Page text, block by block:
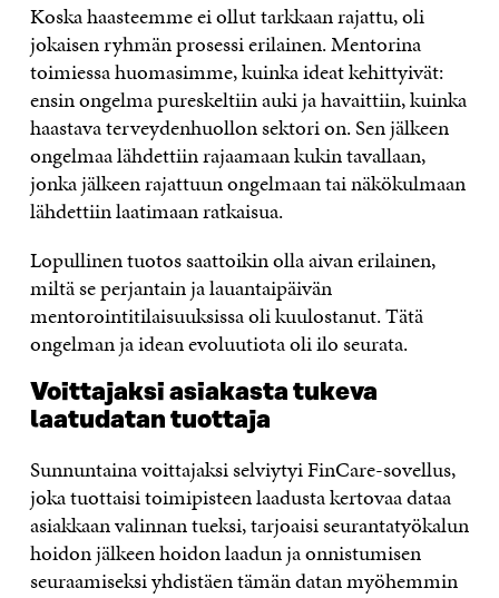
Koska haasteemme ei ollut tarkkaan rajattu, oli
jokaisen ryhmän prosessi erilainen. Mentorina
toimiessa huomasimme, kuinka ideat kehittyivät:
ensin ongelma pureskeltiin auki ja havaittiin, kuinka
haastava terveydenhuollon sektori on. Sen jälkeen
ongelmaa lähdettiin rajaamaan kukin tavallaan,
jonka jälkeen rajattuun ongelmaan tai näkökulmaan
lähdettiin laatimaan ratkaisua.
Lopullinen tuotos saattoikin olla aivan erilainen,
miltä se perjantain ja lauantaipäivän
mentorointitilaisuuksissa oli kuulostanut. Tätä
ongelman ja idean evoluutiota oli ilo seurata.
Voittajaksi asiakasta tukeva
laatudatan tuottaja
Sunnuntaina voittajaksi selviytyi FinCare-sovellus,
joka tuottaisi toimipisteen laadusta kertovaa dataa
asiakkaan valinnan tueksi, tarjoaisi seurantatyökalun
hoidon jälkeen hoidon laadun ja onnistumisen
seuraamiseksi yhdistäen tämän datan myöhemmin